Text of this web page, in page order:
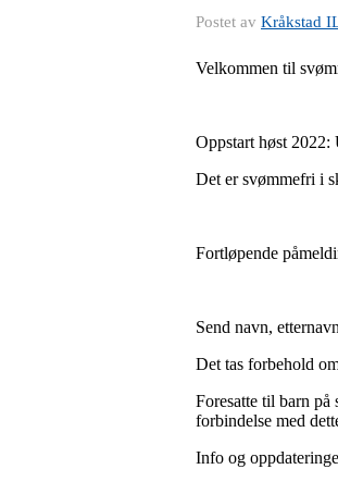
Postet av Kråkstad
Velkommen til
Oppstart høst 2022:
Det er svømmefri i
Fortløpende
Send navn,
Det tas forbehold
Foresatte til barn
forbindelse med
Info og